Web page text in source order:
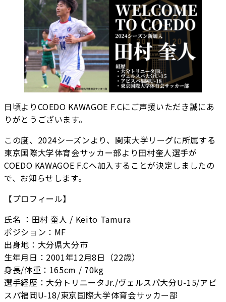
日頃よりCOEDO KAWAGOE F.Cにご声援いただき誠にあ
りがとうございます。
この度、2024シーズンより、関東大学リーグに所属する
東京国際大学体育会サッカー部より田村奎人選手が
COEDO KAWAGOE F.Cへ加入することが決定しましたの
で、お知らせします。
【プロフィール】
氏名 ：田村 奎人 / Keito Tamura
ポジション：MF
出身地：大分県大分市
生年月日：2001年12月8日（22歳）
身長/体重：165cm / 70kg
選手経歴：大分トリニータJr./ヴェルスパ大分U-15/アビ
スパ福岡U-18/東京国際大学体育会サッカー部